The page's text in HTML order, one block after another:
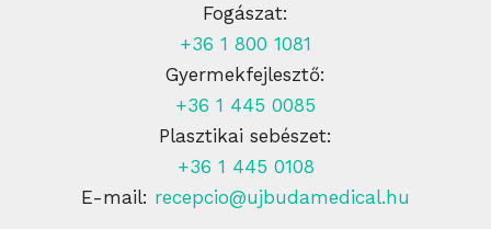
Fogászat:
+36 1 800 1081
Gyermekfejlesztő:
+36 1 445 0085
Plasztikai sebészet:
+36 1 445 0108
E-mail: recepcio@ujbudamedical.hu